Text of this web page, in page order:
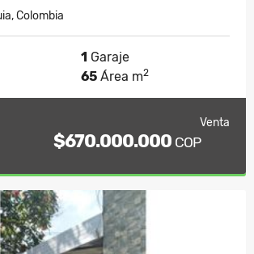
Colombia
1 Garaje
65 Área m2
Venta
$670.000.000 COP